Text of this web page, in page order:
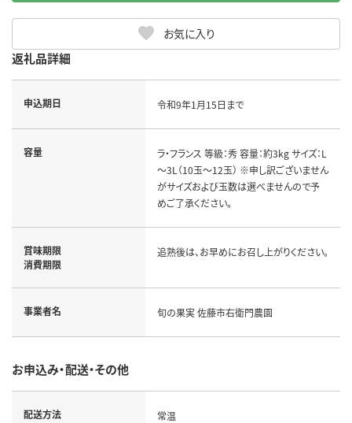
お気に入り
返礼品詳細
申込期日 令和9年1月15日まで
容量
ラ・フランス 等級：秀 容量：約3kg サイズ：L
～3L（10玉～12玉） ※申し訳ございません
がサイズおよび玉数は選べませんので予
めご了承ください。
賞味期限
消費期限
追熟後は、お早めにお召し上がりください。
事業者名 旬の果実 佐藤市右衛門農園
お申込み・配送・その他
配送方法 常温